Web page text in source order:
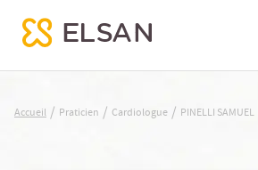
PINELLI SAMUEL
Accueil / Praticien / Cardiologue / PINELLI SAMUEL